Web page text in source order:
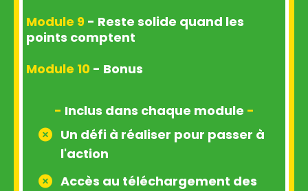
Module 9 - Reste solide quand les
points comptent
Module 10 - Bonus
- Inclus dans chaque module -
Un défi à réaliser pour passer à
l'action
Accès au téléchargement des